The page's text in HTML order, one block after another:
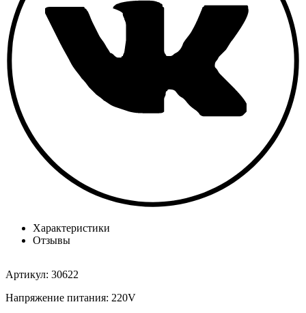
Характеристики
Отзывы
Артикул: 30622
Напряжение питания: 220V